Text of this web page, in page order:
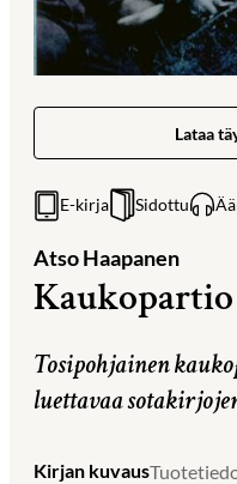
Lataa
E-kirja Sidottu
Atso Haapanen
Tosipohjainen
luettavaa
Kirjan kuvaus